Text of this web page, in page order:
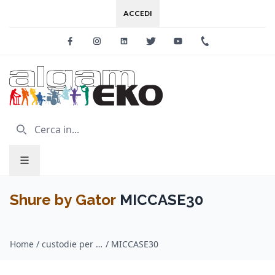
ACCEDI
FacebookInstagramLinkedinTwitter Youtube
Shure by Gator MICCASE30
Home / custodie per microfoni / Shure by Gator / MICCASE30